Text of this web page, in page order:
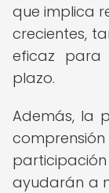
que implica
crecientes,
eficaz
plazo.
Además, la
ayudarán a